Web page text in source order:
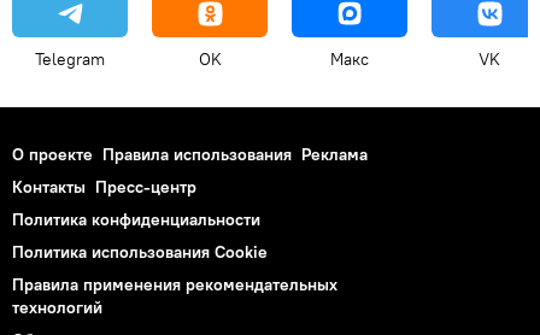
Telegram OK Макс VK
О проекте Правила использования Реклама
Контакты Пресс-центр
Политика конфиденциальности
Политика использования Cookie
Правила применения рекомендательных
технологий